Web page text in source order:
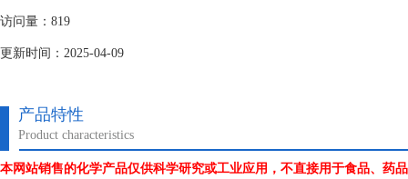
访问量：819
更新时间：2025-04-09
产品特性
Product characteristics
本网站销售的化学产品仅供科学研究或工业应用，不直接用于食品、药